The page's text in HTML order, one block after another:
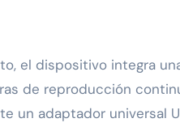
el dispositivo integra
de reproducción
un adaptador universal